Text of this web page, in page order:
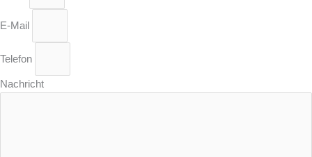
E-Mail
Telefon
Nachricht